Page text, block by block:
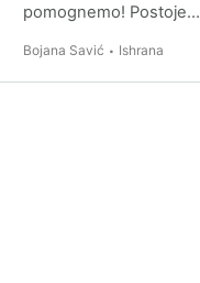
pomognemo! Postoje…
Bojana Savić Ishrana